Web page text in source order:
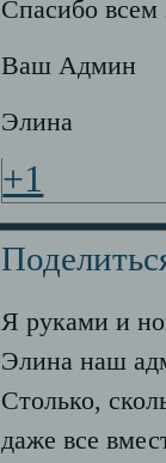
Спасибо всем
Ваш Админ
Элина
+1
Я руками и
Элина наш
Столько,
даже все